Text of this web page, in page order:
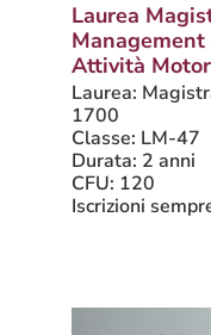
Laurea
Attività
Laurea:
1700
Classe: LM-47
Durata: 2 anni
CFU: 120
Iscrizioni